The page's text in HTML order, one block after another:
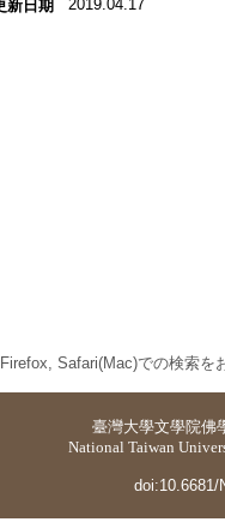
新日期 2019.04.17
Safari(Mac)での検索を
臺灣大學文學院佛
National Taiwan
doi:10.6681/